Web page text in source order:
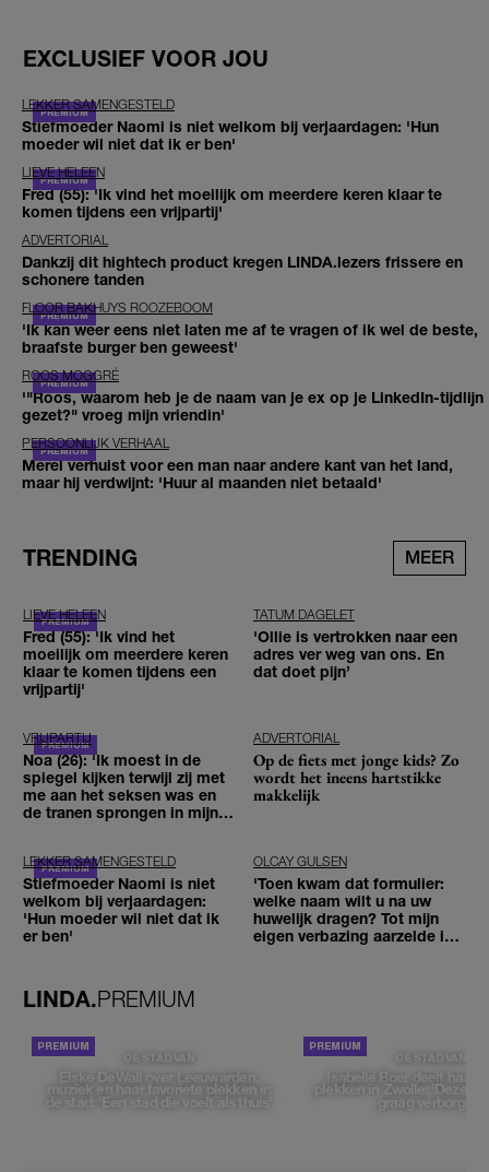
EXCLUSIEF VOOR JOU
LEKKER SAMENGESTELD
Stiefmoeder Naomi is niet welkom bij verjaardagen: 'Hun
moeder wil niet dat ik er ben'
LIEVE HELEEN
Fred (55): 'Ik vind het moeilijk om meerdere keren klaar te
komen tijdens een vrijpartij'
ADVERTORIAL
Dankzij dit hightech product kregen LINDA.lezers frissere en
schonere tanden
FLOOR BAKHUYS ROOZEBOOM
'Ik kan weer eens niet laten me af te vragen of ik wel de beste,
braafste burger ben geweest'
ROOS MOGGRÉ
'"Roos, waarom heb je de naam van je ex op je LinkedIn-tijdlijn
gezet?" vroeg mijn vriendin'
PERSOONLIJK VERHAAL
Merel verhuist voor een man naar andere kant van het land,
maar hij verdwijnt: 'Huur al maanden niet betaald'
TRENDING MEER
LIEVE HELEEN
Fred (55): 'Ik vind het
moeilijk om meerdere keren
klaar te komen tijdens een
vrijpartij'
TATUM DAGELET
'Ollie is vertrokken naar een
adres ver weg van ons. En
dat doet pijn’
VRIJPARTIJ
Noa (26): 'Ik moest in de
spiegel kijken terwijl zij met
me aan het seksen was en
de tranen sprongen in mijn
ADVERTORIAL
Op de fiets met jonge kids? Zo
wordt het ineens hartstikke
makkelijk
LEKKER SAMENGESTELD
Stiefmoeder Naomi is niet
welkom bij verjaardagen:
'Hun moeder wil niet dat ik
er ben'
OLCAY GULSEN
'Toen kwam dat formulier:
welke naam wilt u na uw
huwelijk dragen? Tot mijn
eigen verbazing aarzelde ik
LINDA.PREMIUM
DE STAD VAN
Elske DeWall over Leeuwarden,
muziek en haar favoriete plekken in
de stad: 'Een stad die voelt als thuis'
DE STAD VAN
Isabelle Boer deelt haar
plekken in Zwolle: 'Deze
graag verborgen'